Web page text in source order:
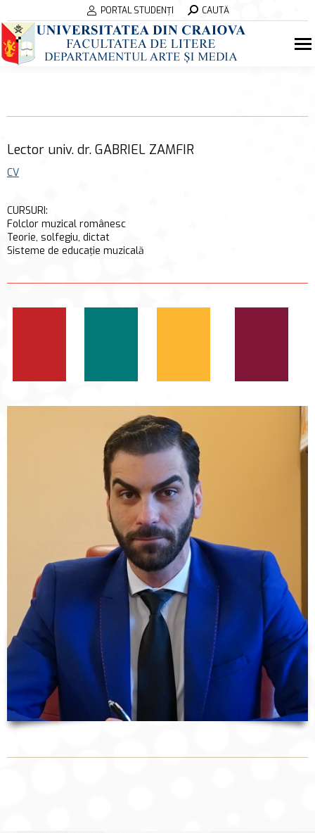
PORTAL STUDENȚI Search:CAUTĂ
Lector univ. dr. GABRIEL ZAMFIR
CV
CURSURI:
Folclor muzical românesc
Teorie, solfegiu, dictat
Sisteme de educație muzicală